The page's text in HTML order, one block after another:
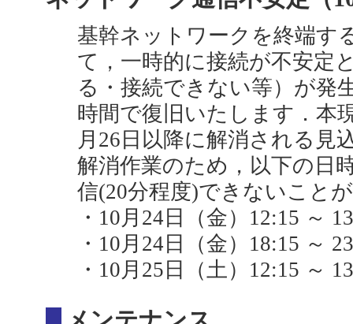
基幹ネットワークを終端す
て，一時的に接続が不安定
る・接続できない等）が発
時間で復旧いたします．本
月26日以降に解消される見
解消作業のため，以下の日
信(20分程度)できないこと
・10月24日（金）12:15 ～
・10月24日（金）18:15 ～
・10月25日（土）12:15 ～